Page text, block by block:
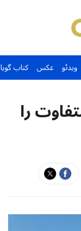
ویدئو عکس کتاب گویا
را